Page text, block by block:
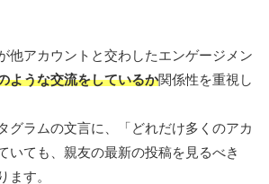
他アカウントと交わしたエンゲージメン
ような交流をしているか関係性を重視し
グラムの文言に、「どれだけ多くのアカ
いても、親友の最新の投稿を見るべき
ます。